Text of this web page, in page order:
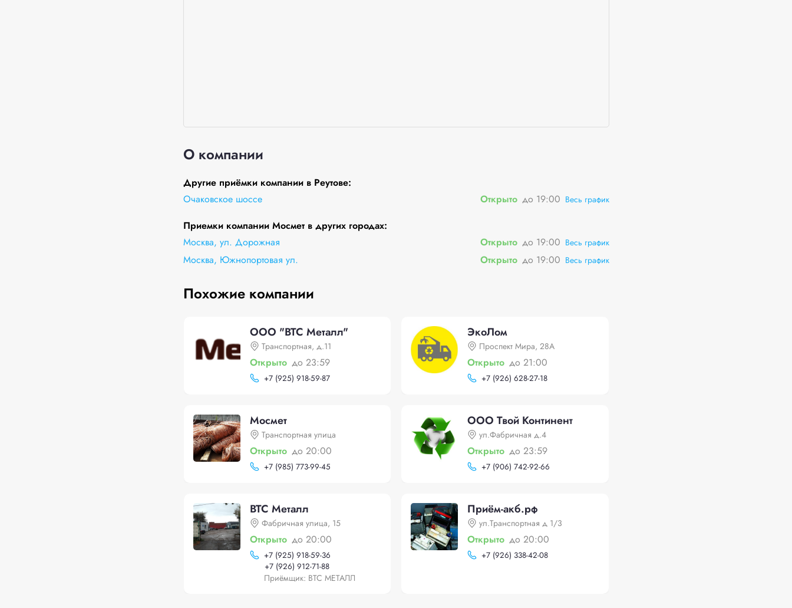
О компании
Другие приёмки компании в Реутове:
Очаковское шоссе
Открыто до 19:00 Весь график
Приемки компании Мосмет в других городах:
Москва, ул. Дорожная
Открыто до 19:00 Весь график
Москва, Южнопортовая ул. Открыто до 19:00 Весь график
Похожие компании
ООО "ВТС Металл"
Транспортная, д.11
Открыто до 23:59
+7 (925) 918-59-87
ЭкоЛом
Проспект Мира, 28А
Открыто до 21:00
+7 (926) 628-27-18
Мосмет
Транспортная улица
Открыто до 20:00
+7 (985) 773-99-45
ООО Твой Континент
ул.Фабричная д.4
Открыто до 23:59
+7 (906) 742-92-66
ВТС Металл
Фабричная улица, 15
Открыто до 20:00
+7 (925) 918-59-36
+7 (926) 912-71-88
Приёмщик: ВТС МЕТАЛЛ
Приём-акб.рф
ул.Транспортная д 1/3
Открыто до 20:00
+7 (926) 338-42-08